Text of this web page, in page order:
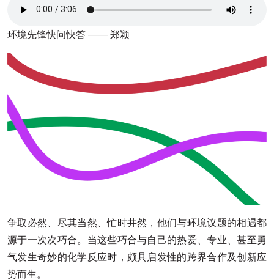
环境先锋快问快答 —— 郑颖
争取必然、尽其当然、忙时井然，他们与环境议题的相遇都
源于一次次巧合。当这些巧合与自己的热爱、专业、甚至勇
气发生奇妙的化学反应时，颇具启发性的跨界合作及创新应
势而生。